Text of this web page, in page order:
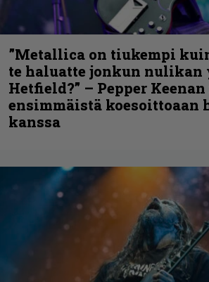
”Metallica on tiukempi
te haluatte jonkun
Hetfield?” – Pepper
ensimmäistä koesoittoaan
kanssa